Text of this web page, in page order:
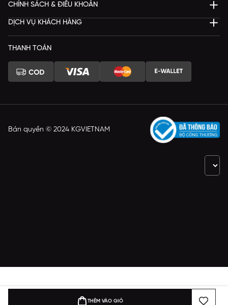
THÊM VÀO GIỎ
CHÍNH SÁCH & ĐIỀU KHOẢN
DỊCH VỤ KHÁCH HÀNG
THANH TOÁN
Bản quyền © 2024 KGVIETNAM